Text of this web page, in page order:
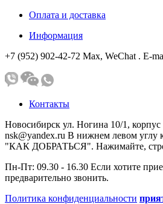
Оплата и доставка
Информация
+7 (952) 902-42-72 Мах, WeChat . E-
Контакты
Новосибирск ул. Ногина 10/1,
nsk@yandex.ru В нижнем левом углу
"КАК ДОБРАТЬСЯ". Нажимайте,
Пн-Пт: 09.30 - 16.30 Если хотите
предварительно звонить.
Политика конфиденциальности